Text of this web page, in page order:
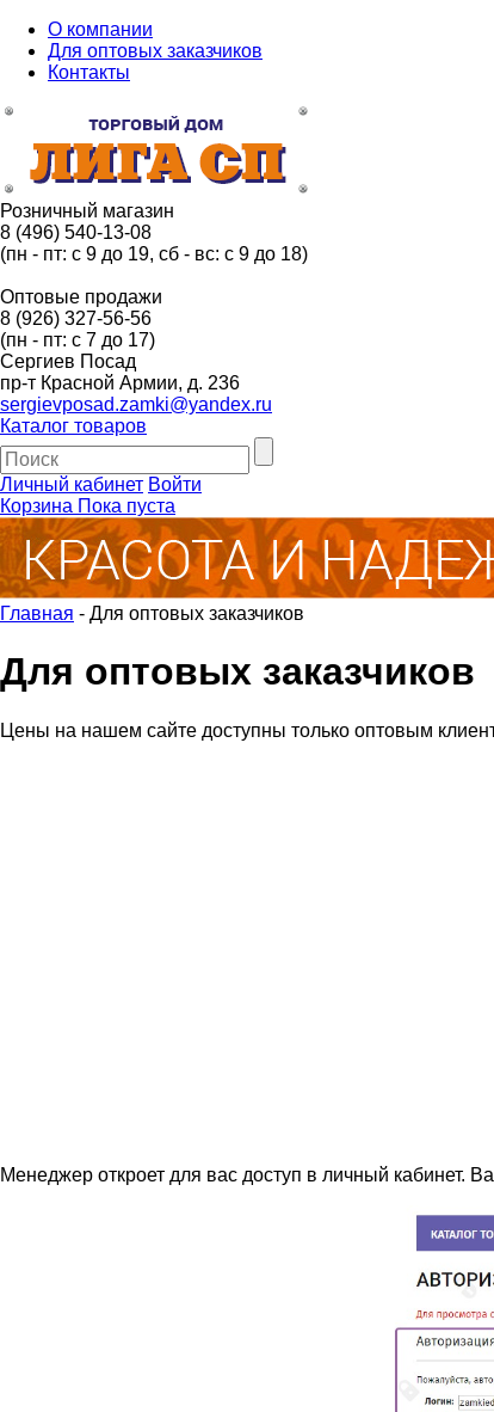
О компании
Для оптовых заказчиков
Контакты
Розничный магазин
8 (496) 540-13-08
(пн - пт: с 9 до 19, сб - вс: с 9 до 18)
Оптовые продажи
8 (926) 327-56-56
(пн - пт: с 7 до 17)
Сергиев Посад
пр-т Красной Армии, д. 236
sergievposad.zamki@yandex.ru
Каталог товаров
Личный кабинет Войти
Корзина Пока пуста
Главная - Для оптовых заказчиков
Для оптовых заказчиков
Цены на нашем сайте доступны только оптовым
Менеджер откроет для вас доступ в личный кабинет.